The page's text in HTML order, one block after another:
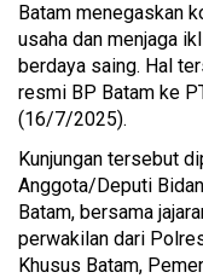
Batam menegaskan
usaha dan menjaga
berdaya saing. Hal
resmi BP Batam ke
(16/7/2025).
Kunjungan tersebut
Anggota/Deputi
Batam, bersama
perwakilan dari
Khusus Batam,